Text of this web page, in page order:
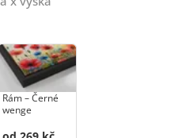
Rám –⁠⁠⁠⁠⁠⁠ Černé
wenge